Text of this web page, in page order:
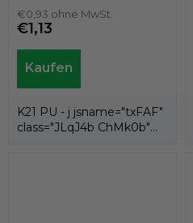
€0,93 ohne MwSt.
€1,13
K21 PU - j jsname="txFAF"
class="JLqJ4b ChMk0b"